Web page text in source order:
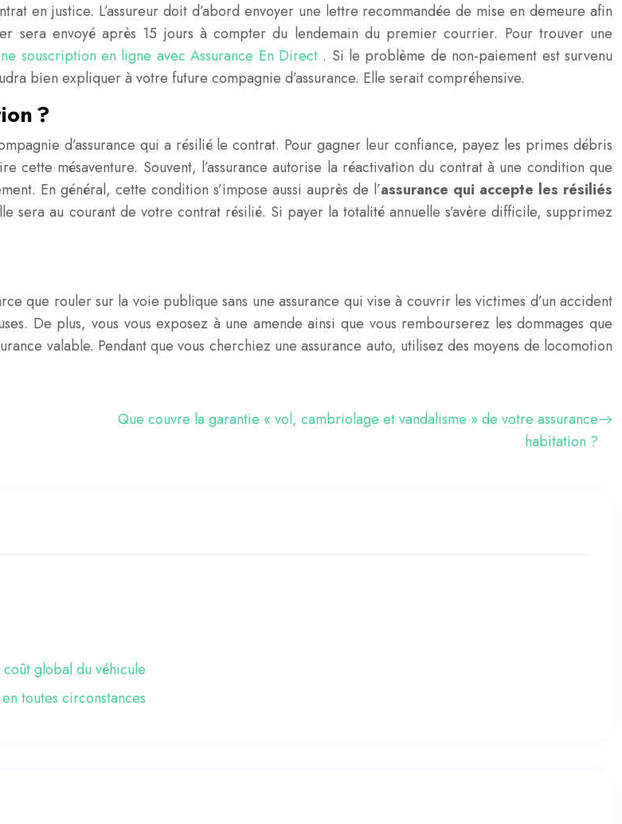
en justice. L’assureur doit d’abord envoyer une lettre recommandée de mise en demeure afin
sera envoyé après 15 jours à compter du lendemain du premier courrier. Pour trouver une
souscription en ligne avec Assurance En Direct. Si le problème de non-paiement est survenu
bien expliquer à votre future compagnie d’assurance. Elle serait compréhensive.
?
d’assurance qui a résilié le contrat. Pour gagner leur confiance, payez les primes débris
cette mésaventure. Souvent, l’assurance autorise la réactivation du contrat à une condition que
En général, cette condition s’impose aussi auprès de l’assurance qui accepte les résiliés
sera au courant de votre contrat résilié. Si payer la totalité annuelle s’avère difficile, supprimez
que rouler sur la voie publique sans une assurance qui vise à couvrir les victimes d’un accident
De plus, vous vous exposez à une amende ainsi que vous rembourserez les dommages que
valable. Pendant que vous cherchiez une assurance auto, utilisez des moyens de locomotion
Que couvre la garantie « vol, cambriolage et vandalisme » de votre assurance
habitation ?
global du véhicule
toutes circonstances